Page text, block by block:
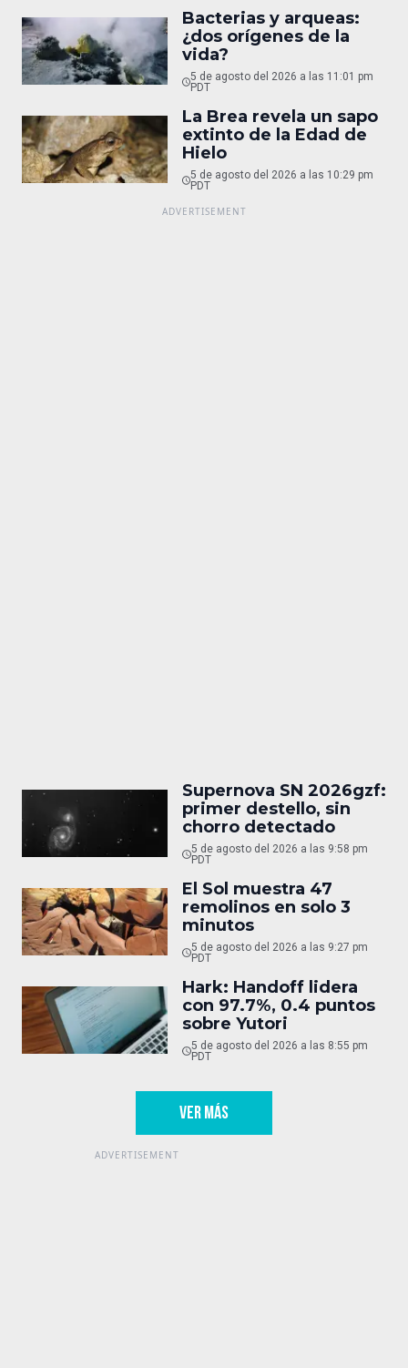
Bacterias y arqueas:
¿dos orígenes de la
vida?
5 de agosto del 2026 a las 11:01 pm
PDT
La Brea revela un sapo
extinto de la Edad de
Hielo
5 de agosto del 2026 a las 10:29 pm
PDT
Supernova SN 2026gzf:
primer destello, sin
chorro detectado
5 de agosto del 2026 a las 9:58 pm
PDT
El Sol muestra 47
remolinos en solo 3
minutos
5 de agosto del 2026 a las 9:27 pm
PDT
Hark: Handoff lidera
con 97.7%, 0.4 puntos
sobre Yutori
5 de agosto del 2026 a las 8:55 pm
PDT
VER MÁS